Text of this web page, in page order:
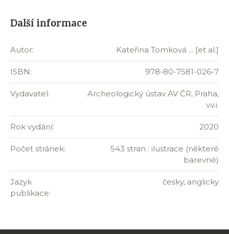
Další informace
Autor: Kateřina Tomková ... [et al.]
ISBN: 978-80-7581-026-7
Vydavatel:
Archeologický ústav AV ČR, Praha,
v.v.i.
Rok vydání: 2020
Počet stránek:
543 stran : ilustrace (některé
barevné)
Jazyk
publikace:
česky, anglicky